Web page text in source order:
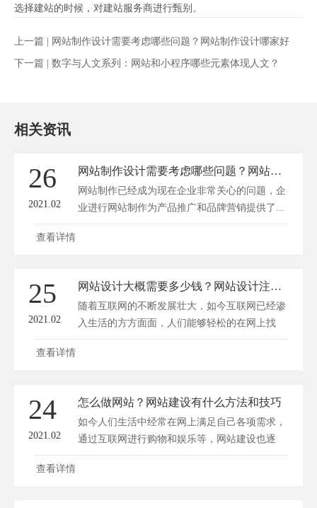
选择建站的时候，对建站服务商进行甄别。
上一篇 | 网站制作设计需要考虑哪些问题？网站制作设计哪家好
下一篇 | 数字与人文系列：网站和小程序哪些元素体现人文？
相关资讯
26
2021.02
网站制作设计需要考虑哪些问题？网站制作设计哪家好
网站制作已经成为现在企业非常关心的问题，企
业进行网站制作为产品推广和品牌营销提供了...
查看详情
25
2021.02
网站设计大概需要多少钱？网站设计注意事项有哪些
随着互联网的不断发展壮大，如今互联网已经渗
入生活的方方面面，人们能够轻松的在网上找
到...
查看详情
24
2021.02
怎么做网站？网站建设有什么方法和技巧
如今人们生活中经常在网上满足自己各项需求，
通过互联网进行购物和娱乐等，网站建设也逐
渐...
查看详情